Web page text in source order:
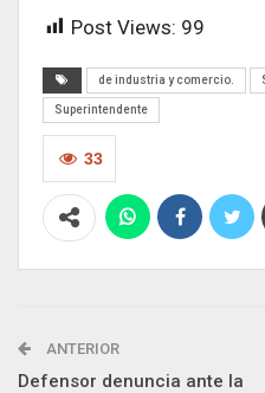
Post Views: 99
de industria y comercio.
Superintendente
33
ANTERIOR
Defensor denuncia ante la